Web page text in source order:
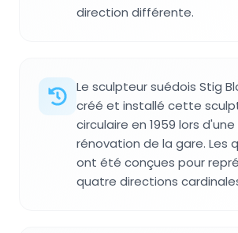
direction différente.
Le sculpteur suédois Stig
créé et installé cette
circulaire en 1959 lors
rénovation de la gare. Les
ont été conçues pour
quatre directions